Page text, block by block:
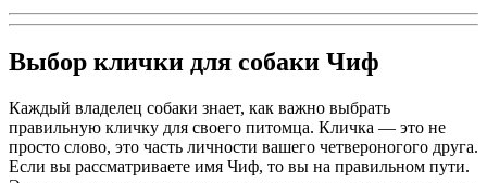
Выбор клички для собаки Чиф
Каждый владелец собаки знает, как важно выбрать
правильную кличку для своего питомца. Кличка — это не
просто слово, это часть личности вашего четвероногого друга.
Если вы рассматриваете имя Чиф, то вы на правильном пути.